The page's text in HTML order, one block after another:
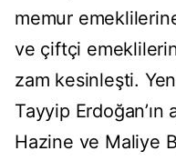
memur
ve çiftçi
zam kesinleşti.
Tayyip
Hazine ve Maliye